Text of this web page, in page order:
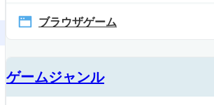
ブラウザゲーム
ゲームジャンル